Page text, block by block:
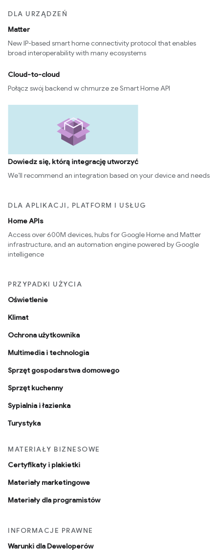
DLA URZĄDZEŃ
Matter
New IP-based smart home connectivity protocol that enables
broad interoperability with many ecosystems
Cloud-to-cloud
Połącz swój backend w chmurze ze Smart Home API
Dowiedz się, którą integrację utworzyć
We’ll recommend an integration based on your device and needs
DLA APLIKACJI, PLATFORM I USŁUG
Home APIs
Access over 600M devices, hubs for Google Home and Matter
infrastructure, and an automation engine powered by Google
intelligence
PRZYPADKI UŻYCIA
Oświetlenie
Klimat
Ochrona użytkownika
Multimedia i technologia
Sprzęt gospodarstwa domowego
Sprzęt kuchenny
Sypialnia i łazienka
Turystyka
MATERIAŁY BIZNESOWE
Certyfikaty i plakietki
Materiały marketingowe
Materiały dla programistów
INFORMACJE PRAWNE
Warunki dla Deweloperów